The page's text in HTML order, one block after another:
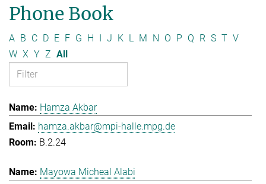
Phone Book
A B C D E F G H I J K L M N O P Q R S T V
W X Y Z All
Hamza Akbar
hamza.akbar@mpi-halle.mpg.de
B.2.24
Mayowa Micheal Alabi